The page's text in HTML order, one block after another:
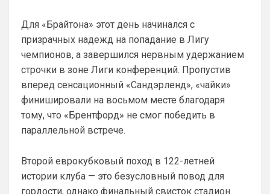
Для «Брайтона» этот день начинался с
призрачных надежд на попадание в Лигу
чемпионов, а завершился нервным удержанием
строчки в зоне Лиги конференций. Пропустив
вперед сенсационный «Сандэрленд», «чайки»
финишировали на восьмом месте благодаря
тому, что «Брентфорд» не смог победить в
параллельной встрече.
Второй еврокубковый поход в 122-летней
истории клуба — это безусловный повод для
гордости, однако финальный свисток стадион